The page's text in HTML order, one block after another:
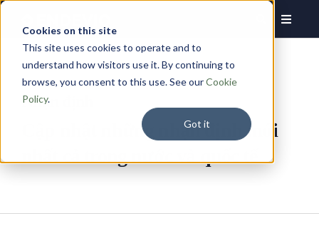
Cookies on this site
This site uses cookies to operate and to
understand how visitors use it. By continuing to
browse, you consent to this use. See ourCookie
Policy.
Got it
Nhận định
Cập nhật những nhận định mới